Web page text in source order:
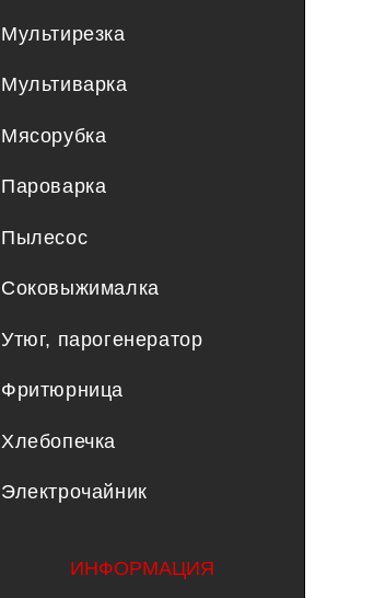
Мультирезка
Мультиварка
Мясорубка
Пароварка
Пылесос
Соковыжималка
Утюг, парогенератор
Фритюрница
Хлебопечка
Электрочайник
ИНФОРМАЦИЯ